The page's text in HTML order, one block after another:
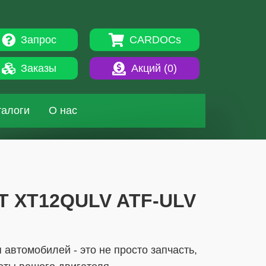
Запрос
Заказы
CARDOCs
Акций (0)
О нас
XT12QULV ATF-ULV
- это не просто запчасть,